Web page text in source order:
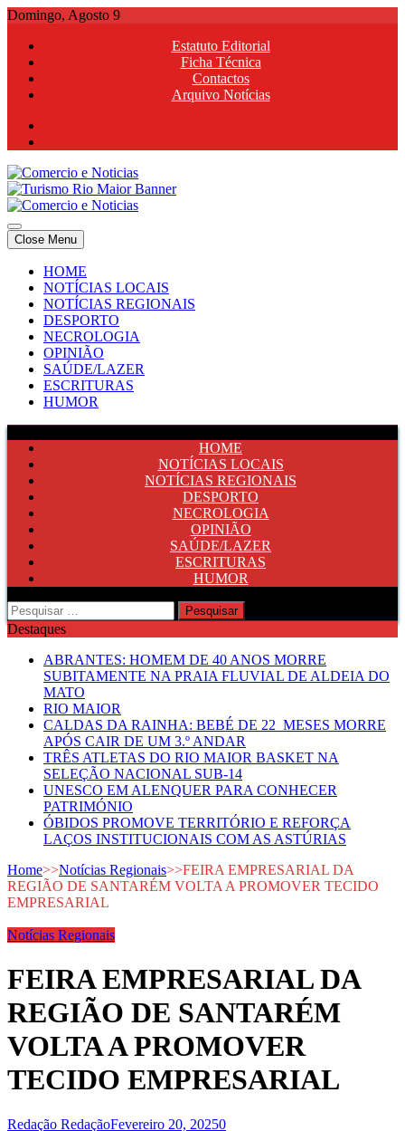
Skip
content
Domingo, Agosto 9
Estatuto Editorial
Ficha Técnica
Contactos
Arquivo Notícias
Comercio e Noticias
Notícias e Publicidade Online
Comercio e Noticias
Notícias e Publicidade Online
Close Menu
HOME
NOTÍCIAS LOCAIS
NOTÍCIAS REGIONAIS
DESPORTO
NECROLOGIA
OPINIÃO
SAÚDE/LAZER
ESCRITURAS
HUMOR
HOME
NOTÍCIAS LOCAIS
NOTÍCIAS REGIONAIS
DESPORTO
NECROLOGIA
OPINIÃO
SAÚDE/LAZER
ESCRITURAS
HUMOR
Pesquisar
por:
Destaques
ABRANTES: HOMEM DE 40 ANOS MORRE
SUBITAMENTE NA PRAIA FLUVIAL DE ALDEIA DO
MATO
RIO MAIOR
CALDAS DA RAINHA: BEBÉ DE 22 MESES MORRE
APÓS CAIR DE UM 3.º ANDAR
TRÊS ATLETAS DO RIO MAIOR BASKET NA
SELEÇÃO NACIONAL SUB-14
UNESCO EM ALENQUER PARA CONHECER
PATRIMÓNIO
ÓBIDOS PROMOVE TERRITÓRIO E REFORÇA
LAÇOS INSTITUCIONAIS COM AS ASTÚRIAS
Home>>Notícias Regionais>>FEIRA EMPRESARIAL DA
REGIÃO DE SANTARÉM VOLTA A PROMOVER TECIDO
EMPRESARIAL
Notícias Regionais
FEIRA EMPRESARIAL DA
REGIÃO DE SANTARÉM
VOLTA A PROMOVER
TECIDO EMPRESARIAL
Redação RedaçãoFevereiro 20, 20250